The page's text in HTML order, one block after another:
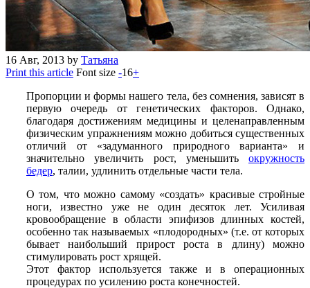
16 Авг, 2013 by Татьяна
Print this article Font size -16+
Пропорции и формы нашего тела, без сомнения, зависят в
первую очередь от генетических факторов. Однако,
благодаря достижениям медицины и целенаправленным
физическим упражнениям можно добиться существенных
отличий от «задуманного природного варианта» и
значительно увеличить рост, уменьшить окружность
бедер, талии, удлинить отдельные части тела.
О том, что можно самому «создать» красивые стройные
ноги, известно уже не один десяток лет. Усиливая
кровообращение в области эпифизов длинных костей,
особенно так называемых «плодородных» (т.е. от которых
бывает наибольший прирост роста в длину) можно
стимулировать рост хрящей.
Этот фактор используется также и в операционных
процедурах по усилению роста конечностей.